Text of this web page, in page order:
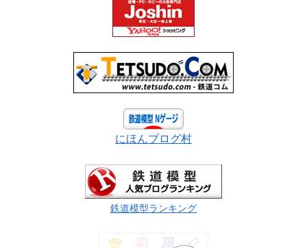
にほんブログ村
鉄道模型ランキング